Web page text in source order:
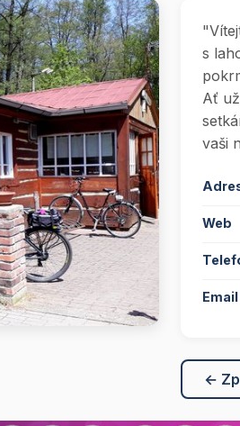
s
Ať
vaši
Web
Email
←